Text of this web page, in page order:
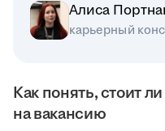
Алиса
карьерный
Как понять, стоит
на вакансию